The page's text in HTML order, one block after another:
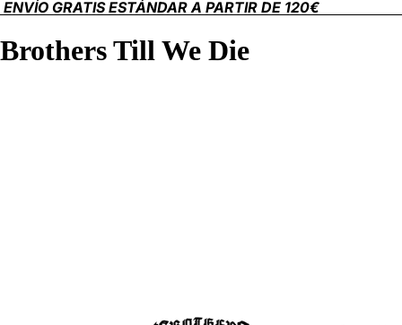
ENVÍO GRATIS ESTÁNDAR A PARTIR DE 120€
Brothers Till We Die